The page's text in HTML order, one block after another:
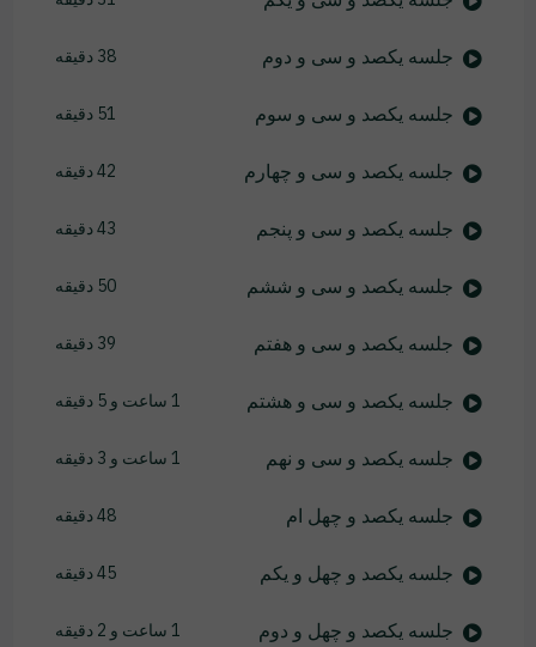
جلسه یکصد و سی و دوم 38 دقیقه
جلسه یکصد و سی و سوم 51 دقیقه
جلسه یکصد و سی و چهارم 42 دقیقه
جلسه یکصد و سی و پنجم 43 دقیقه
جلسه یکصد و سی و ششم 50 دقیقه
جلسه یکصد و سی و هفتم 39 دقیقه
جلسه یکصد و سی و هشتم 1 ساعت و 5 دقیقه
جلسه یکصد و سی و نهم 1 ساعت و 3 دقیقه
جلسه یکصد و چهل ام 48 دقیقه
جلسه یکصد و چهل و یکم 45 دقیقه
جلسه یکصد و چهل و دوم 1 ساعت و 2 دقیقه